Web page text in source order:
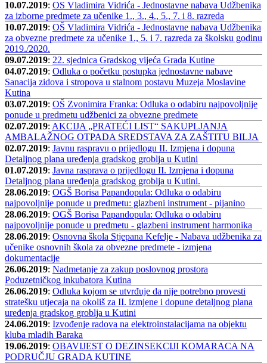
10.07.2019: OS Vladimira Vidrića - Jednostavne nabava Udžbenika
za izborne predmete za učenike 1., 3., 4., 5., 7. i 8. razreda
10.07.2019: OŠ Vladimira Vidrića - Jednostavne nabava Udžbenika
za obvezne predmete za učenike 1., 5. i 7. razreda za školsku godinu
2019./2020.
09.07.2019: 22. sjednica Gradskog vijeća Grada Kutine
04.07.2019: Odluka o početku postupka jednostavne nabave
Sanacija zidova i stropova u stalnom postavu Muzeja Moslavine
Kutina
03.07.2019: OŠ Zvonimira Franka: Odluka o odabiru najpovoljnije
ponude u predmetu udžbenici za obvezne predmete
02.07.2019: AKCIJA „PRATEĆI LIST“ SAKUPLJANJA
AMBALAŽNOG OTPADA SREDSTAVA ZA ZAŠTITU BILJA
02.07.2019: Javnu raspravu o prijedlogu II. Izmjena i dopuna
Detaljnog plana uređenja gradskog groblja u Kutini
01.07.2019: Javna rasprava o prijedlogu II. Izmjena i dopuna
Detaljnog plana uređenja gradskog groblja u Kutini.
28.06.2019: OGŠ Borisa Papandopula: Odluka o odabiru
najpovoljnije ponude u predmetu: glazbeni instrument - pijanino
28.06.2019: OGŠ Borisa Papandopula: Odluka o odabiru
najpovoljnije ponude u predmetu - glazbeni instrument harmonika
28.06.2019: Osnovna škola Stjepana Kefelje - Nabava udžbenika za
učenike osnovnih škola za obvezne predmete - izmjena
dokumentacije
26.06.2019: Nadmetanje za zakup poslovnog prostora
Poduzetničkog inkubatora Kutina
26.06.2019: Odluka kojom se utvrđuje da nije potrebno provesti
stratešku utjecaja na okoliš za II. izmjene i dopune detaljnog plana
uređenja gradskog groblja u Kutini
24.06.2019: Izvođenje radova na elektroinstalacijama na objektu
kluba mladih Baraka
19.06.2019: OBAVIJEST O DEZINSEKCIJI KOMARACA NA
PODRUČJU GRADA KUTINE